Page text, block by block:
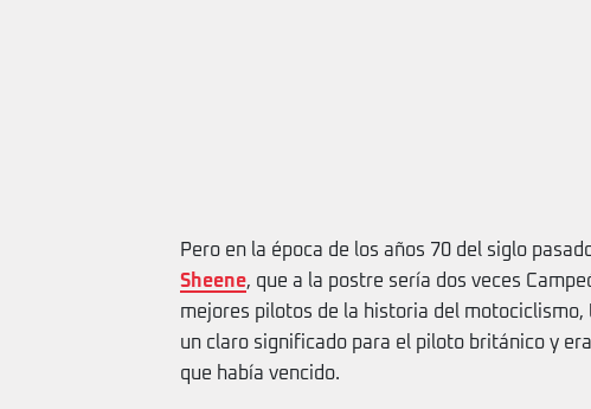
Pero en la época de los años 70 del siglo
Sheene, que a la postre sería dos veces
mejores pilotos de la historia del
un claro significado para el piloto británico y
que había vencido.